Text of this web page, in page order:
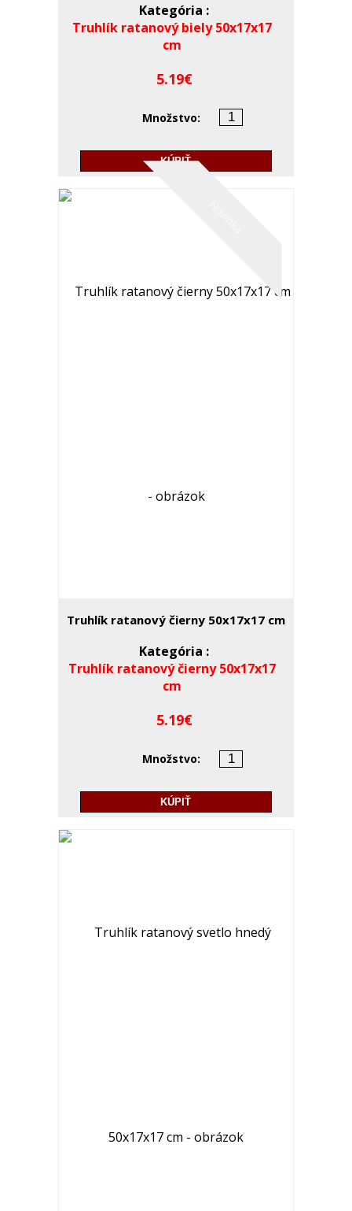
Kategória :
Truhlík ratanový biely 50x17x17
cm
5.19
Množstvo:
KÚPIŤ
Truhlík ratanový čierny 50x17x17 cm
Kategória :
Truhlík ratanový čierny 50x17x17
cm
5.19
Množstvo:
KÚPIŤ